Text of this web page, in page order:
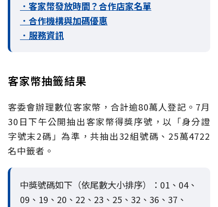
．客家幣發放時間？合作店家名單
．合作機構與加碼優惠
．服務資訊
客家幣抽籤結果
客委會辦理數位客家幣，合計逾80萬人登記。7月
30日下午公開抽出客家幣得獎序號，以「身分證
字號末2碼」為準，共抽出32組號碼、25萬4722
名中籤者。
中獎號碼如下（依尾數大小排序）：01、04、
09、19、20、22、23、25、32、36、37、